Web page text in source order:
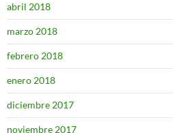
abril 2018
marzo 2018
febrero 2018
enero 2018
diciembre 2017
noviembre 2017